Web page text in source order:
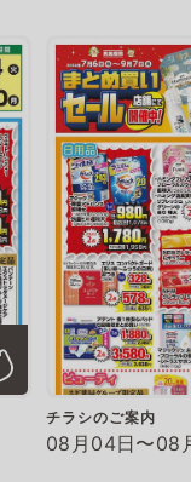
チラシのご案内
08月04日〜08